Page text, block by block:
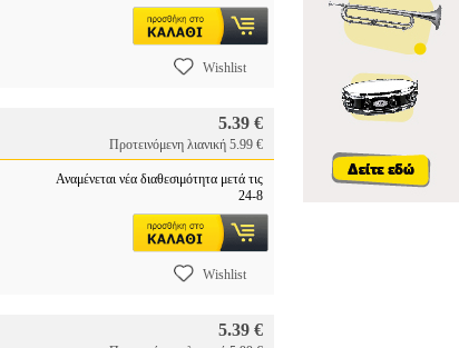
Wishlist
5.39 €
Προτεινόμενη λιανική 5.99 €
Αναμένεται νέα διαθεσιμότητα μετά τις
24-8
Wishlist
5.39 €